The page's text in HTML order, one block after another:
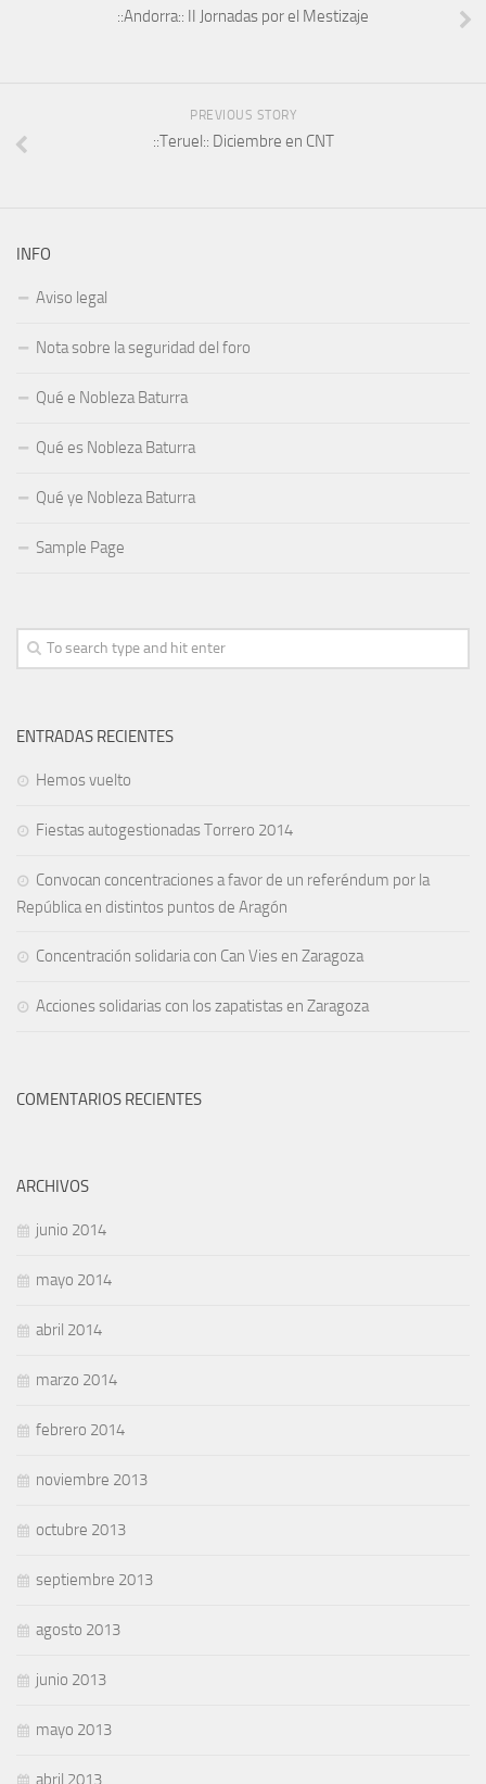
::Andorra:: II Jornadas por el Mestizaje
PREVIOUS STORY
::Teruel:: Diciembre en CNT
INFO
Aviso legal
Nota sobre la seguridad del foro
Qué e Nobleza Baturra
Qué es Nobleza Baturra
Qué ye Nobleza Baturra
Sample Page
ENTRADAS RECIENTES
Hemos vuelto
Fiestas autogestionadas Torrero 2014
Convocan concentraciones a favor de un referéndum por la
República en distintos puntos de Aragón
Concentración solidaria con Can Vies en Zaragoza
Acciones solidarias con los zapatistas en Zaragoza
COMENTARIOS RECIENTES
ARCHIVOS
junio 2014
mayo 2014
abril 2014
marzo 2014
febrero 2014
noviembre 2013
octubre 2013
septiembre 2013
agosto 2013
junio 2013
mayo 2013
abril 2013